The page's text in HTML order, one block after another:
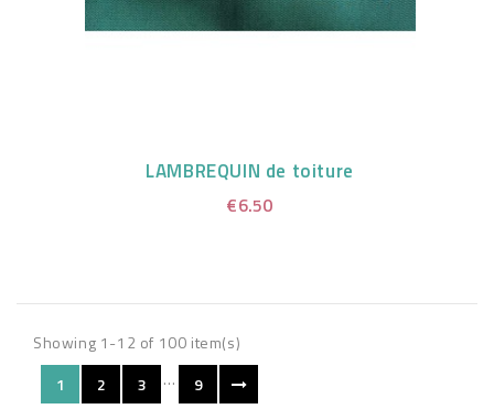
LAMBREQUIN de toiture
€6.50
Showing 1-12 of 100 item(s)
1
2 3 … 9